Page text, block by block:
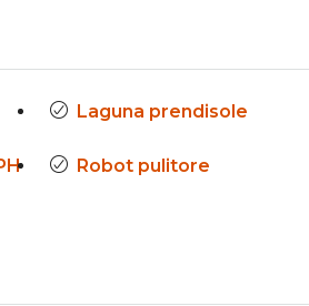
Laguna prendisole
Robot pulitore